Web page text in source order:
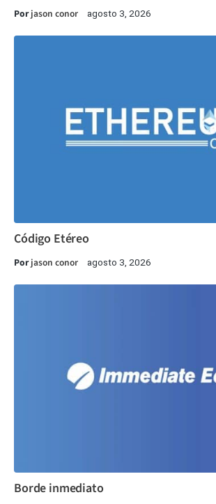
Porjason conor agosto 3, 2026
Código Etéreo
Porjason conor agosto 3, 2026
Borde inmediato